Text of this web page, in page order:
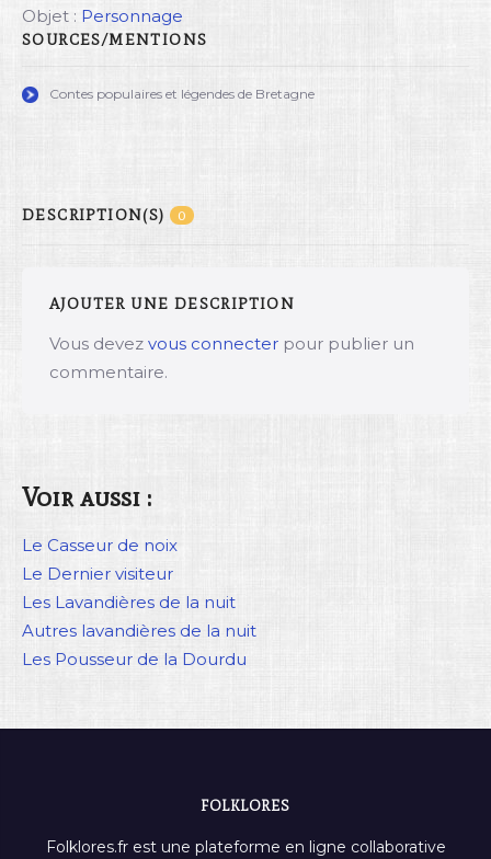
Objet : Personnage
SOURCES/MENTIONS
Contes populaires et légendes de Bretagne
DESCRIPTION(S) 0
AJOUTER UNE DESCRIPTION
Vous devez vous connecter pour publier un
commentaire.
Voir aussi :
Le Casseur de noix
Le Dernier visiteur
Les Lavandières de la nuit
Autres lavandières de la nuit
Les Pousseur de la Dourdu
FOLKLORES
Folklores.fr est une plateforme en ligne collaborative